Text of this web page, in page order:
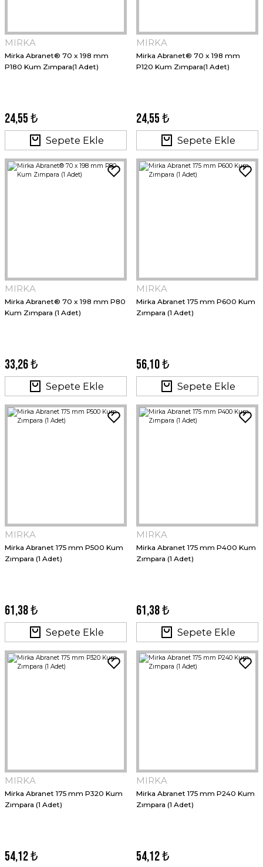
MIRKA
Mirka Abranet® 70 x 198 mm
P180 Kum Zımpara(1 Adet)
24,55 ₺
Sepete Ekle
MIRKA
Mirka Abranet® 70 x 198 mm
P120 Kum Zımpara(1 Adet)
24,55 ₺
Sepete Ekle
MIRKA
Mirka Abranet® 70 x 198 mm P80
Kum Zımpara (1 Adet)
33,26 ₺
Sepete Ekle
MIRKA
Mirka Abranet 175 mm P600 Kum
Zımpara (1 Adet)
56,10 ₺
Sepete Ekle
MIRKA
Mirka Abranet 175 mm P500 Kum
Zımpara (1 Adet)
61,38 ₺
Sepete Ekle
MIRKA
Mirka Abranet 175 mm P400 Kum
Zımpara (1 Adet)
61,38 ₺
Sepete Ekle
MIRKA
Mirka Abranet 175 mm P320 Kum
Zımpara (1 Adet)
54,12 ₺
MIRKA
Mirka Abranet 175 mm P240 Kum
Zımpara (1 Adet)
54,12 ₺